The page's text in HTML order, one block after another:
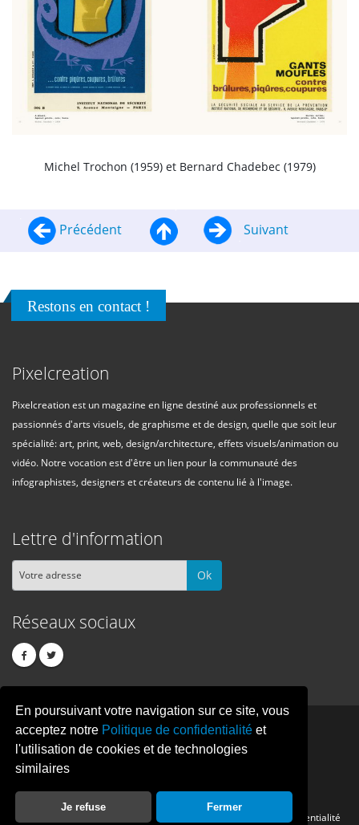
En poursuivant votre navigation sur ce site, vous
acceptez notre Politique de confidentialité et
l'utilisation de cookies et de technologies
similaires
Je refuse Fermer
Michel Trochon (1959) et Bernard Chadebec (1979)
Précédent Suivant
Restons en contact !
Pixelcreation
Pixelcreation est un magazine en ligne destiné aux professionnels et
passionnés d'arts visuels, de graphisme et de design, quelle que soit leur
spécialité: art, print, web, design/architecture, effets visuels/animation ou
vidéo. Notre vocation est d'être un lien pour la communauté des
infographistes, designers et créateurs de contenu lié à l'image.
Lettre d'information
Ok
Réseaux sociaux
PIXELCREATION
Publicité Politique de confidentialité